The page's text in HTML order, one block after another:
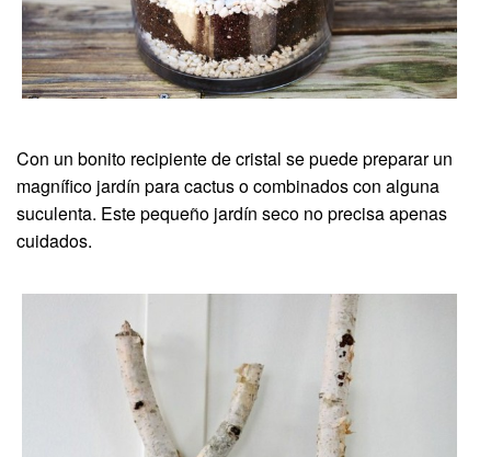
Con un bonito recipiente de cristal se puede preparar un
magnífico jardín para cactus o combinados con alguna
suculenta. Este pequeño jardín seco no precisa apenas
cuidados.